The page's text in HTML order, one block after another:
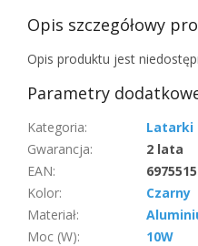
Opis szczegółowy
Opis produktu jest
Parametry
Kategoria:
Latarki
Gwarancja:
2 lata
EAN:
Kolor:
Czarny
Materiał:
Moc (W):
10W